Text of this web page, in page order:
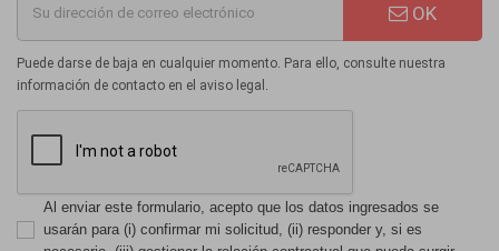
OK
Puede darse de baja en cualquier momento. Para ello, consulte nuestra
información de contacto en el aviso legal.
Al enviar este formulario, acepto que los datos ingresados se
usarán para (i) confirmar mi solicitud, (ii) responder y, si es